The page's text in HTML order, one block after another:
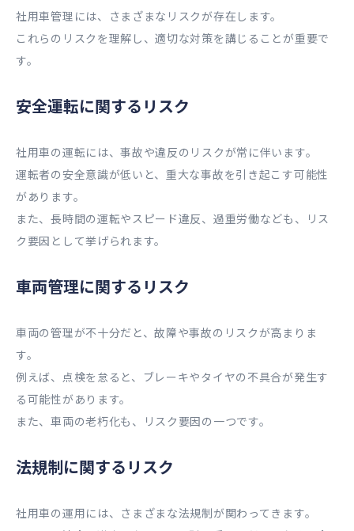
社用車管理には、さまざまなリスクが存在します。
これらのリスクを理解し、適切な対策を講じることが重要で
す。
安全運転に関するリスク
社用車の運転には、事故や違反のリスクが常に伴います。
運転者の安全意識が低いと、重大な事故を引き起こす可能性
があります。
また、長時間の運転やスピード違反、過重労働なども、リス
ク要因として挙げられます。
車両管理に関するリスク
車両の管理が不十分だと、故障や事故のリスクが高まりま
す。
例えば、点検を怠ると、ブレーキやタイヤの不具合が発生す
る可能性があります。
また、車両の老朽化も、リスク要因の一つです。
法規制に関するリスク
社用車の運用には、さまざまな法規制が関わってきます。